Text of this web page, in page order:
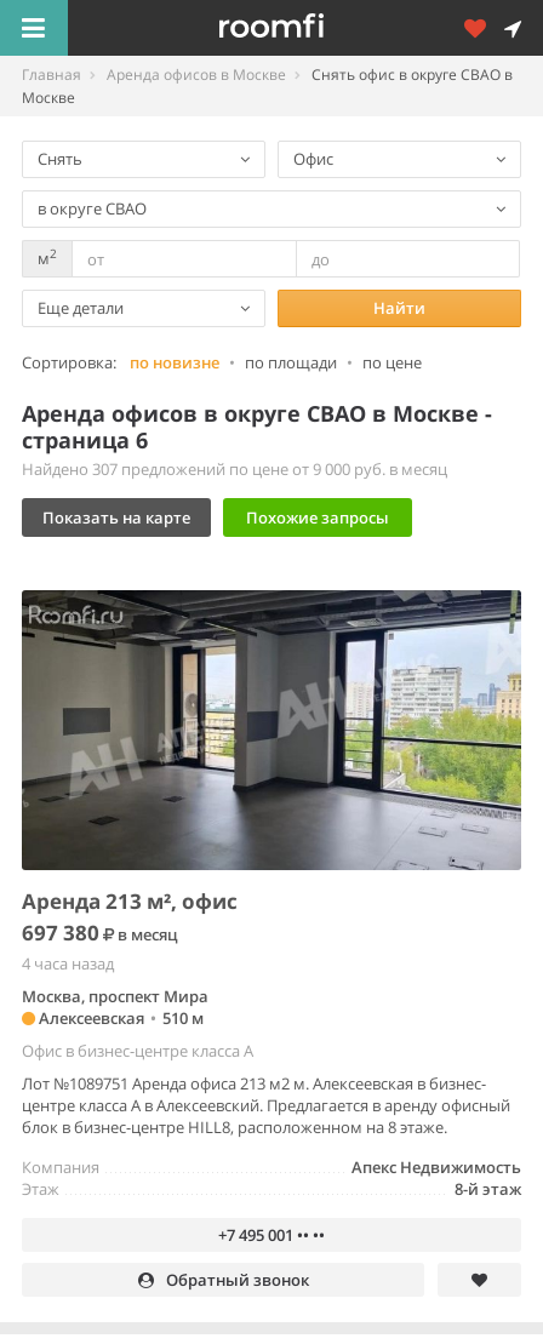
Главная Аренда офисов в Москве
Снять офис в округе СВАО в
Москве
Снять Офис
в округе СВАО
м2
Еще детали Найти
Сортировка: по новизне • по площади • по цене
Аренда офисов в округе СВАО в Москве -
страница 6
Найдено 307 предложений по цене от 9 000 руб. в месяц
Показать на карте Похожие запросы
Аренда 213 м², офис
697 380
в месяц
4 часа назад
Москва, проспект Мира
Алексеевская • 510 м
Офис в бизнес-центре класса A
Лот №1089751 Аренда офиса 213 м2 м. Алексеевская в бизнес-
центре класса А в Алексеевский. Предлагается в аренду офисный
блок в бизнес-центре HILL8, расположенном на 8 этаже.
Апекс Недвижимость
Компания
8-й этаж
Этаж
+7 495 001 •• ••
Обратный звонок